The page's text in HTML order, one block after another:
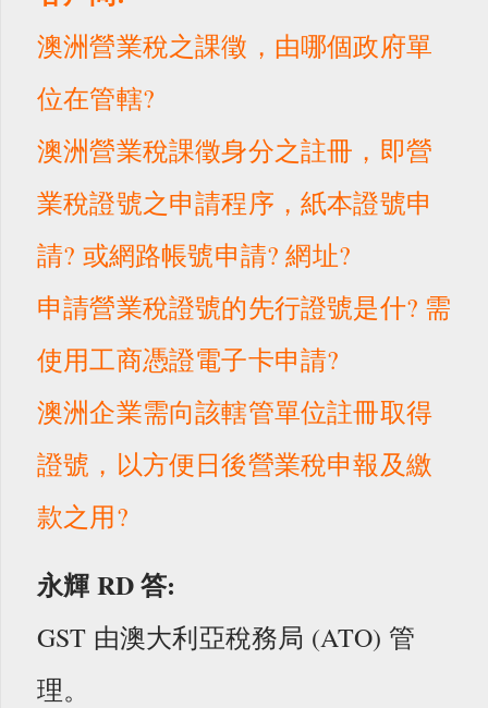
澳洲營業稅之課徵，由哪個政府單
位在管轄?
澳洲營業稅課徵身分之註冊，即營
業稅證號之申請程序，紙本證號申
請? 或網路帳號申請? 網址?
申請營業稅證號的先行證號是什? 需
使用工商憑證電子卡申請?
澳洲企業需向該轄管單位註冊取得
證號，以方便日後營業稅申報及繳
款之用?
永輝 RD答:
GST 由澳大利亞稅務局 (ATO) 管
理。